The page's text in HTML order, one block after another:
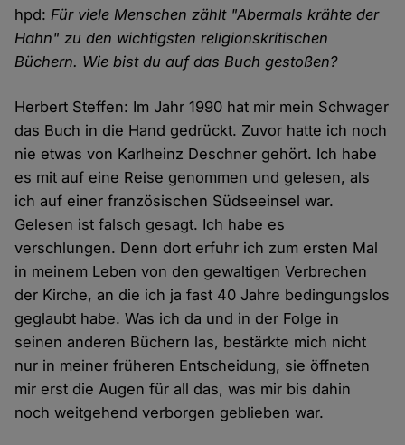
hpd:Für viele Menschen zählt "Abermals krähte der
Hahn" zu den wichtigsten religionskritischen
Büchern. Wie bist du auf das Buch gestoßen?
Herbert Steffen: Im Jahr 1990 hat mir mein Schwager
das Buch in die Hand gedrückt. Zuvor hatte ich noch
nie etwas von Karlheinz Deschner gehört. Ich habe
es mit auf eine Reise genommen und gelesen, als
ich auf einer französischen Südseeinsel war.
Gelesen ist falsch gesagt. Ich habe es
verschlungen. Denn dort erfuhr ich zum ersten Mal
in meinem Leben von den gewaltigen Verbrechen
der Kirche, an die ich ja fast 40 Jahre bedingungslos
geglaubt habe. Was ich da und in der Folge in
seinen anderen Büchern las, bestärkte mich nicht
nur in meiner früheren Entscheidung, sie öffneten
mir erst die Augen für all das, was mir bis dahin
noch weitgehend verborgen geblieben war.